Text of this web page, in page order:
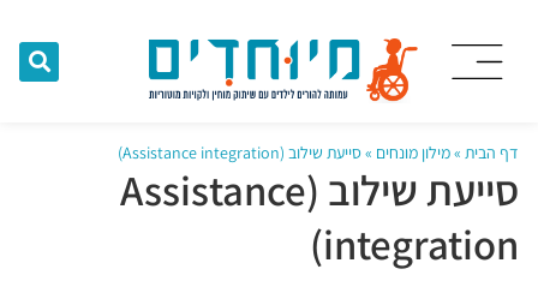
דף הבית »מילון מונחים »סייעת שילוב (Assistance integration)
סייעת שילוב (Assistance
integration)